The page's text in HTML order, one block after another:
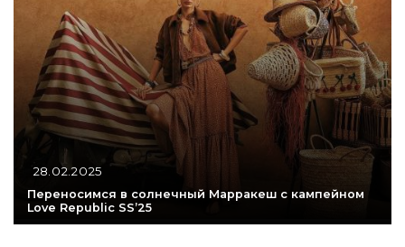
28.02.2025
Переносимся в солнечный Марракеш с кампейном
Love Republic SS’25